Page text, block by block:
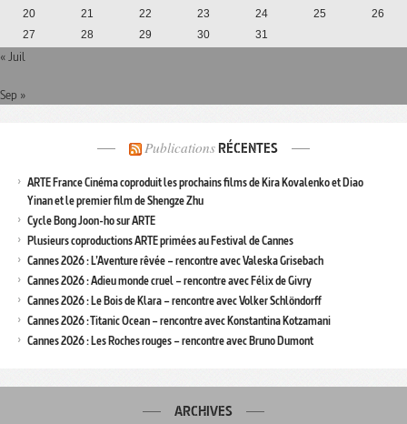
20
21 22 23 24 25
26
27
28 29 30 31
« Juil
Sep »
Publications RÉCENTES
ARTE France Cinéma coproduit les prochains films de Kira Kovalenko et Diao
Yinan et le premier film de Shengze Zhu
Cycle Bong Joon-ho sur ARTE
Plusieurs coproductions ARTE primées au Festival de Cannes
Cannes 2026 : L’Aventure rêvée – rencontre avec Valeska Grisebach
Cannes 2026 : Adieu monde cruel – rencontre avec Félix de Givry
Cannes 2026 : Le Bois de Klara – rencontre avec Volker Schlöndorff
Cannes 2026 : Titanic Ocean – rencontre avec Konstantina Kotzamani
Cannes 2026 : Les Roches rouges – rencontre avec Bruno Dumont
ARCHIVES